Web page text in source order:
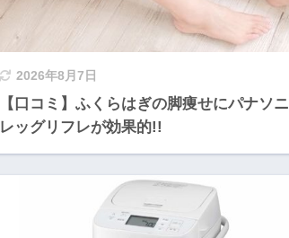
2026年8月7日
【口コミ】ふくらはぎの脚痩せにパナソ
レッグリフレが効果的!!